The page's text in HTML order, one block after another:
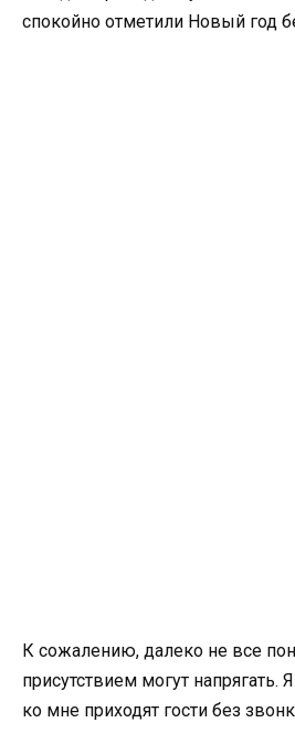
спокойно отметили Новый год
К сожалению, далеко не все
присутствием могут
ко мне приходят гости без